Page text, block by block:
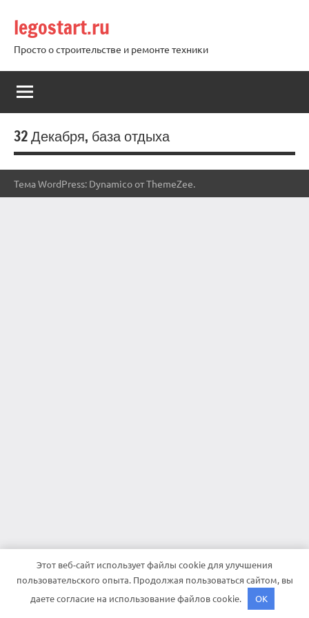
содержимому
legostart.ru
Просто о строительстве и ремонте техники
32 Декабря, база отдыха
Тема WordPress: Dynamico от ThemeZee.
Этот веб-сайт использует файлы cookie для улучшения
пользовательского опыта. Продолжая пользоваться сайтом, вы
даете согласие на использование файлов cookie.
OK